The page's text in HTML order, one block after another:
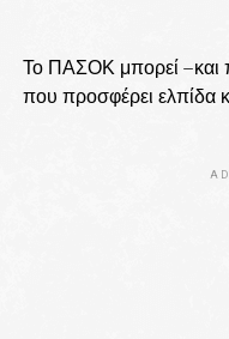
Το ΠΑΣΟΚ μπορεί –και
που προσφέρει ελπίδα